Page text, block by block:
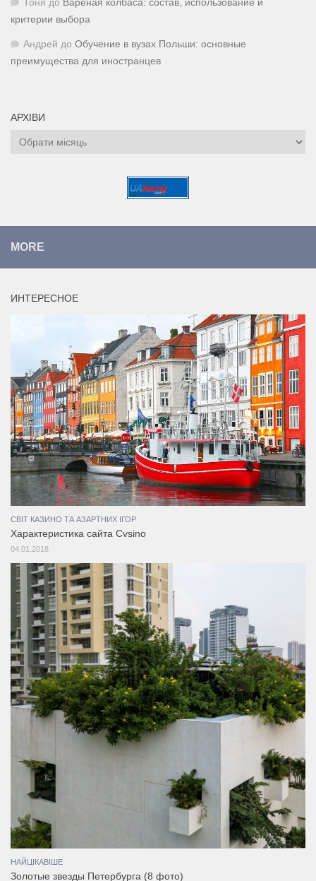
Тоня до Вареная колбаса: состав, использование и
критерии выбора
Андрей до Обучение в вузах Польши: основные
преимущества для иностранцев
АРХІВИ
Архіви
MORE
ИНТЕРЕСНОЕ
СВІТ КАЗИНО ТА АЗАРТНИХ ІГОР
Характеристика сайта Cvsino
04.01.2018
НАЙЦІКАВІШЕ
Золотые звезды Петербурга (8 фото)